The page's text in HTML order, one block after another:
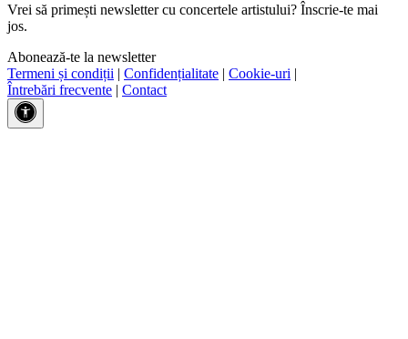
Vrei să primești newsletter cu concertele artistului? Înscrie-te mai
jos.
Abonează-te la newsletter
Termeni și condiții | Confidențialitate | Cookie-uri |
Întrebări frecvente | Contact